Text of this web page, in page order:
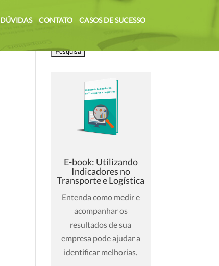
DÚVIDAS CONTATO CASOS DE SUCESSO
por:
E-book: Utilizando
Indicadores no
Transporte e Logística
Entenda como medir e
acompanhar os
resultados de sua
empresa pode ajudar a
identificar melhorias.